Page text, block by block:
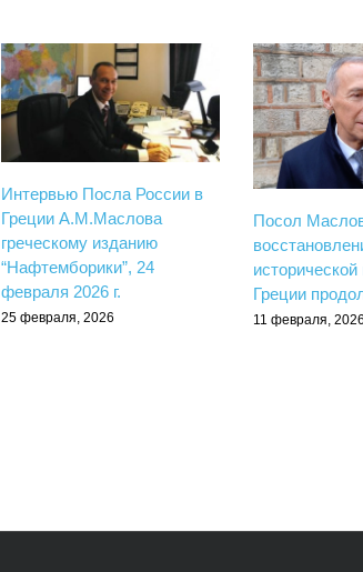
Интервью Посла России в
Греции А.М.Маслова
греческому изданию
“Нафтемборики”, 24
февраля 2026 г.
25 февраля, 2026
Посол
Греции
11 февраля, 2026